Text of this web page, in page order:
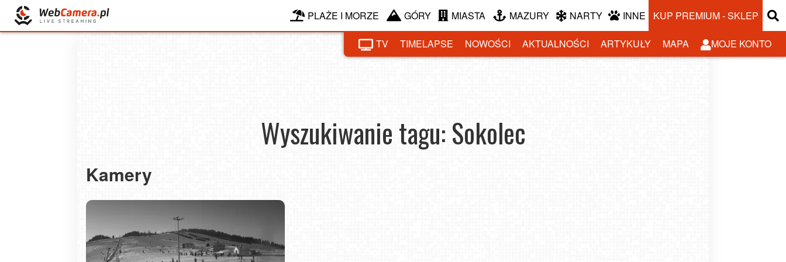
PLAŻE I MORZE GÓRY MIASTA MAZURY NARTY INNE KUP PREMIUM - SKLEP
TV TIMELAPSE NOWOŚCI AKTUALNOŚCI ARTYKUŁY MAPA MOJE KONTO
Wyszukiwanie tagu: Sokolec
Kamery